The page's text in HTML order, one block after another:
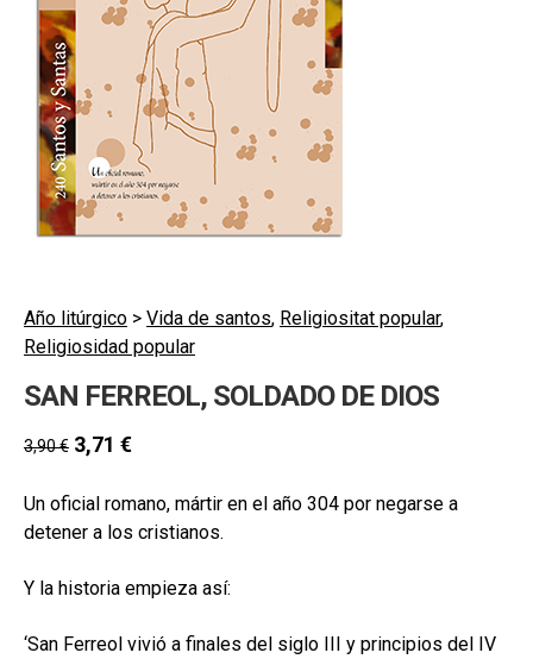
MI CUENTA
BUSCAR
CAT
ESP
Año litúrgico > Vida de santos, Religiositat popular,
Religiosidad popular
SAN FERREOL, SOLDADO DE DIOS
3,90€ 3,71 €
Un oficial romano, mártir en el año 304 por negarse a
detener a los cristianos.
Y la historia empieza así:
‘San Ferreol vivió a finales del siglo III y principios del IV